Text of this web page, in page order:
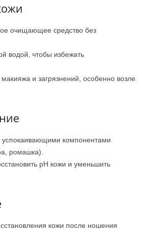
очищающее средство без
водой, чтобы избежать
макияжа и загрязнений, особенно возле
успокаивающими компонентами
ромашка).
pH кожи и уменьшить
кожи после ношения